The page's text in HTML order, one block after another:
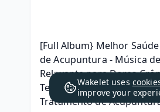
[Full Album} Melhor
de Acupuntura - Música
Relaxante para Dores
Telecharger, {RAR ZIP}
Tratamento de
Wakelet uses
improve your